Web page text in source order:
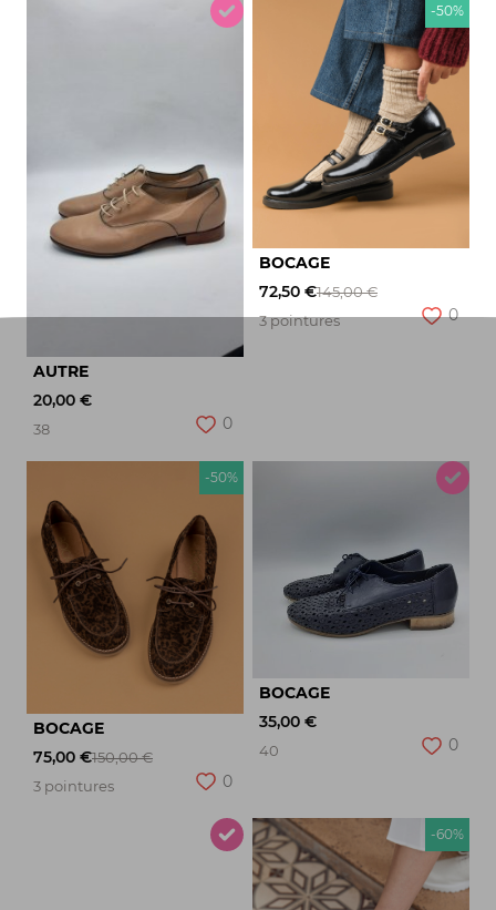
AUTRE
20,00 €
38 0
-50%
BOCAGE
72,50 €145,00 €
3 pointures
0
-50%
BOCAGE
75,00 €150,00 €
3 pointures
0
BOCAGE
35,00 €
40 0
-60%